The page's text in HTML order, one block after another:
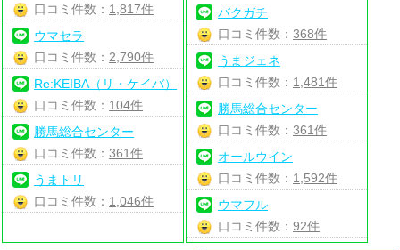
口コミ件数： 1,817件
ウマセラ
口コミ件数： 2,790件
Re:KEIBA（リ・ケイバ）
口コミ件数： 104件
勝馬総合センター
口コミ件数：361件
うまトリ
口コミ件数： 1,046件
バクガチ
口コミ件数： 368件
うまジェネ
口コミ件数： 1,481件
勝馬総合センター
口コミ件数： 361件
オールウイン
口コミ件数： 1,592件
ウマフル
口コミ件数： 92件